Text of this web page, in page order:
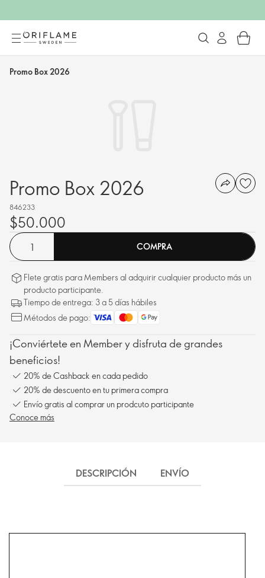
Promo Box 2026
Promo Box 2026
846233
$50.000
COMPRA
Flete gratis para Members al adquirir cualquier producto más un
producto participante.
Tiempo de entrega: 3 a 5 días hábiles
Métodos de pago:
¡Conviértete en Member y disfruta de grandes
beneficios!
20% de Cashback en cada pedido
20% de descuento en tu primera compra
Envío gratis al comprar un prodcuto participante
Conoce más
DESCRIPCIÓN ENVÍO